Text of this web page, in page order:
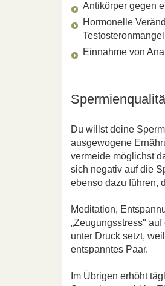
Antikörper gegen
Hormonelle
Testosteronmangel
Einnahme von
Du willst deine
ausgewogene
vermeide möglichst
sich negativ auf die
ebenso dazu führen,
Meditation,
„Zeugungsstress"
unter Druck setzt,
entspanntes Paar.
Im Übrigen erhöht